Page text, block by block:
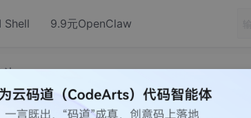
Shell 9.9元OpenClaw
/linux 系统的方法